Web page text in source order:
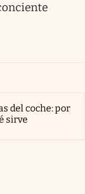
del coche: por
sirve